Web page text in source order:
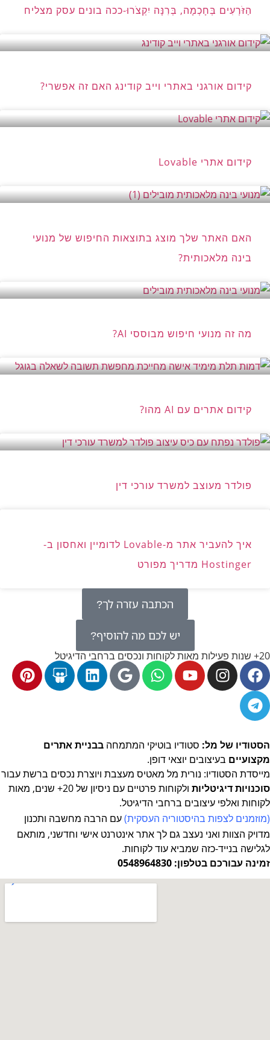
הַזֹּרְעִים בְּחָכְמָה, בְּרִנָּה יִקְצֹרוּ-ככה בונים עסק מצליח
קידום אורגני באתרי וייב קודינג האם זה אפשרי?
קידום אתרי Lovable
האם האתר שלך מוצג בתוצאות החיפוש של מנועי
בינה מלאכותית?
מה זה מנועי חיפוש מבוססי AI?
קידום אתרים עם AI מהו?
פולדר מעוצב למשרד עורכי דין
איך להעביר אתר מ-Lovable לדומיין ואחסון ב-
Hostinger מדריך מפורט
הכתבה עזרה לך?
יש לכם מה להוסיף?
20+ שנות פעילות מאות לקוחות ונכסים ברחבי הדיגיטל
הסטודיו של מל: סטודיו בוטיקי המתמחה בבניית אתרים
מקצועיים בעיצובים יוצאי דופן.
מייסדת הסטודיו: נורית מל מאטיס מעצבת ויוצרת נכסים ברשתעבור
סוכנויות דיגיטליות
ולקוחות פרטיים עם ניסיון של 20+ שנים, מאות
לקוחות ואלפי עיצובים ברחבי הדיגיטל.
(מוזמנים לצפות בהיסטוריה העסקית)עם הרבה מחשבה ותכנון
מדויק הצוות ואני נעצב גם לך אתר אינטרנט אישי וחדשני, מותאם
לגלישה בנייד-כזה שמביא עוד לקוחות.
זמינה עבורכם בטלפון: 0548964830